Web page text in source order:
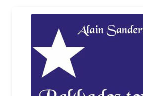
Listes d’Envies
Livres de Peter Randa
Livres de Philippe Randa
Login Customizer
Newsletter